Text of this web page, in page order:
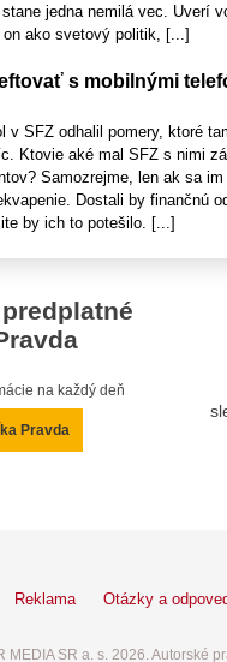
jedna nemilá vec. Uverí
ako svetový politik, [...]
s mobilnými
v SFZ odhalil pomery, ktoré
Ktovie aké mal SFZ s nimi
Samozrejme, len ak sa
Dostali by finančnú
by ich to potešilo. [...]
na každý deň
Pravda
Reklama Otázky a
MEDIA SR a. s. 2026. Autorské